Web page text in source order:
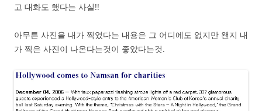
고 대화도 했다는 사실!!
아무튼 사진을 내가 찍었다는 내용은 그 어디에도 없지만 왠지 내
가 찍은 사진이 나온다는것이 좋았다는것.